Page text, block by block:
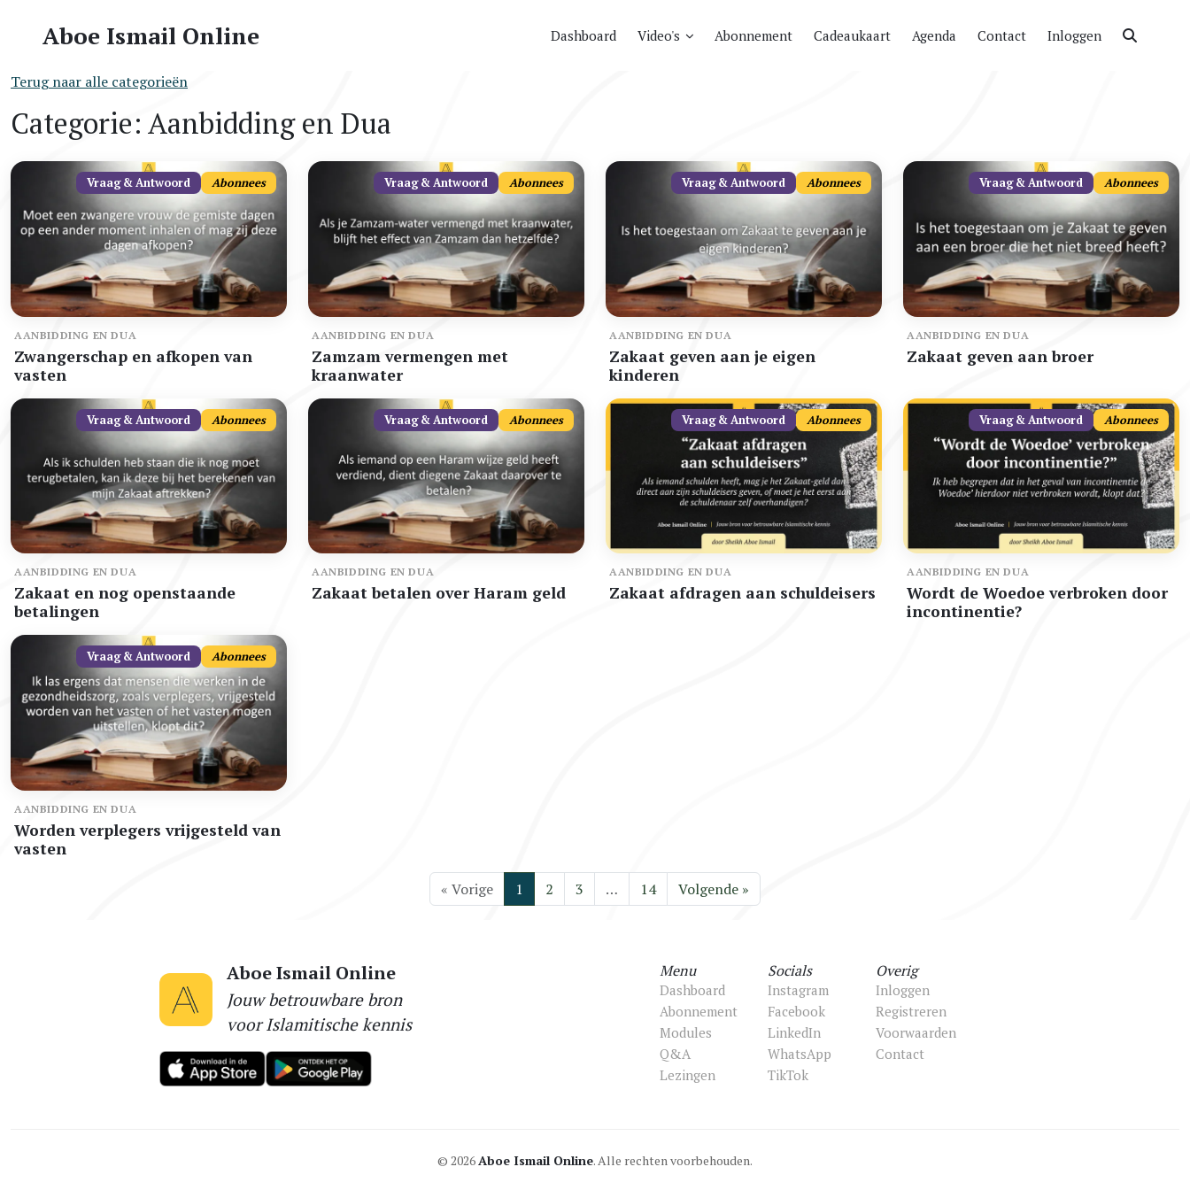
Aboe Ismail Online Dashboard Video's Abonnement Cadeaukaart Agenda Contact Inloggen
Terug naar alle categorieën
Categorie: Aanbidding en Dua
Vraag & Antwoord Abonnees
AANBIDDING EN DUA
Zwangerschap en afkopen van
vasten
Vraag & Antwoord Abonnees
AANBIDDING EN DUA
Zamzam vermengen met
kraanwater
Vraag & Antwoord Abonnees
AANBIDDING EN DUA
Zakaat geven aan je eigen
kinderen
Vraag & Antwoord Abonnees
AANBIDDING EN DUA
Zakaat geven aan broer
Vraag & Antwoord Abonnees
AANBIDDING EN DUA
Zakaat en nog openstaande
betalingen
Vraag & Antwoord Abonnees
AANBIDDING EN DUA
Zakaat betalen over Haram geld
Vraag & Antwoord Abonnees
AANBIDDING EN DUA
Zakaat afdragen aan schuldeisers
Vraag & Antwoord Abonnees
AANBIDDING EN DUA
Wordt de Woedoe verbroken door
incontinentie?
Vraag & Antwoord Abonnees
AANBIDDING EN DUA
Worden verplegers vrijgesteld van
vasten
« Vorige 1 2 3 … 14 Volgende »
Aboe Ismail Online
Jouw betrouwbare bron
voor Islamitische kennis
Menu
Dashboard
Abonnement
Modules
Q&A
Lezingen
Socials
Instagram
Facebook
LinkedIn
WhatsApp
TikTok
Overig
Inloggen
Registreren
Voorwaarden
Contact
© 2026Aboe Ismail Online. Alle rechten voorbehouden.